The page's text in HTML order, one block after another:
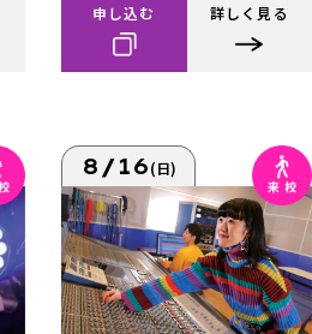
申し込む 詳しく見る
8/16(日)